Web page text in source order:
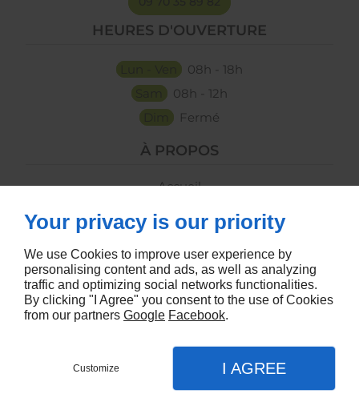
HEURES D'OUVERTURE
08h - 18h
08h - 12h
Fermé
À PROPOS
Accueil
Mentions légales
SUIVEZ-NOUS
Contactez-moi
Your privacy is our priority
We use Cookies to improve user experience by
personalising content and ads, as well as analyzing
traffic and optimizing social networks functionalities.
By clicking "I Agree" you consent to the use of Cookies
from our partners Google Facebook.
Customize I AGREE